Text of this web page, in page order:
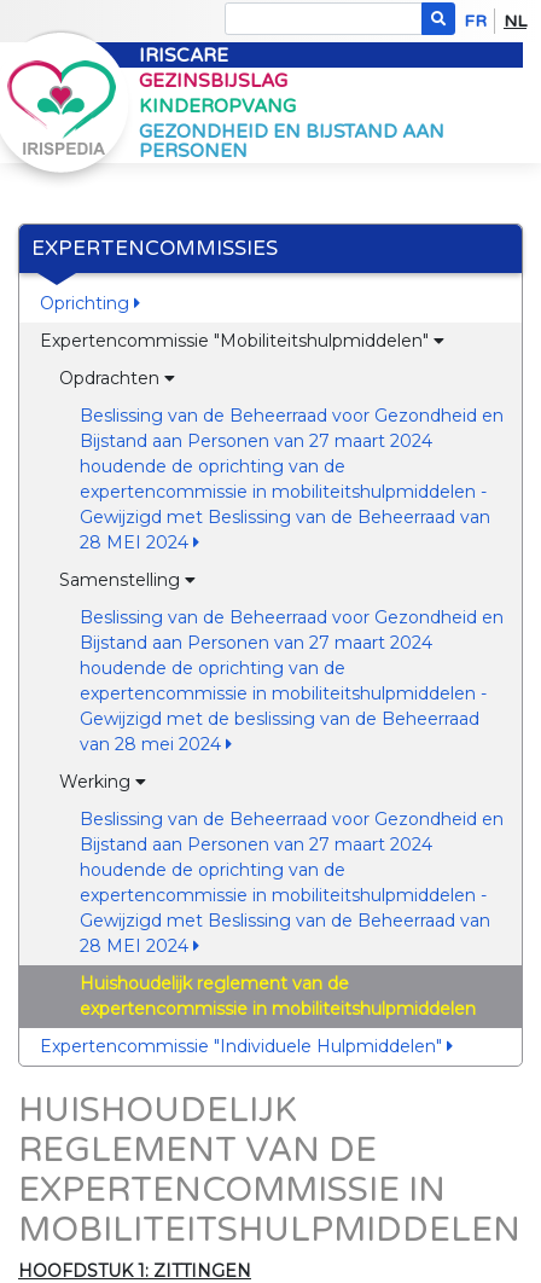
FR NL
IRISCARE
GEZINSBIJSLAG
KINDEROPVANG
GEZONDHEID EN BIJSTAND AAN
PERSONEN
EXPERTENCOMMISSIES
Oprichting
Expertencommissie "Mobiliteitshulpmiddelen"
Opdrachten
Beslissing van de Beheerraad voor Gezondheid en
Bijstand aan Personen van 27 maart 2024
houdende de oprichting van de
expertencommissie in mobiliteitshulpmiddelen -
Gewijzigd met Beslissing van de Beheerraad van
28 MEI 2024
Samenstelling
Beslissing van de Beheerraad voor Gezondheid en
Bijstand aan Personen van 27 maart 2024
houdende de oprichting van de
expertencommissie in mobiliteitshulpmiddelen -
Gewijzigd met de beslissing van de Beheerraad
van 28 mei 2024
Werking
Beslissing van de Beheerraad voor Gezondheid en
Bijstand aan Personen van 27 maart 2024
houdende de oprichting van de
expertencommissie in mobiliteitshulpmiddelen -
Gewijzigd met Beslissing van de Beheerraad van
28 MEI 2024
Huishoudelijk reglement van de
expertencommissie in mobiliteitshulpmiddelen
Expertencommissie "Individuele Hulpmiddelen"
HUISHOUDELIJK
REGLEMENT VAN DE
EXPERTENCOMMISSIE IN
MOBILITEITSHULPMIDDELEN
HOOFDSTUK 1: ZITTINGEN